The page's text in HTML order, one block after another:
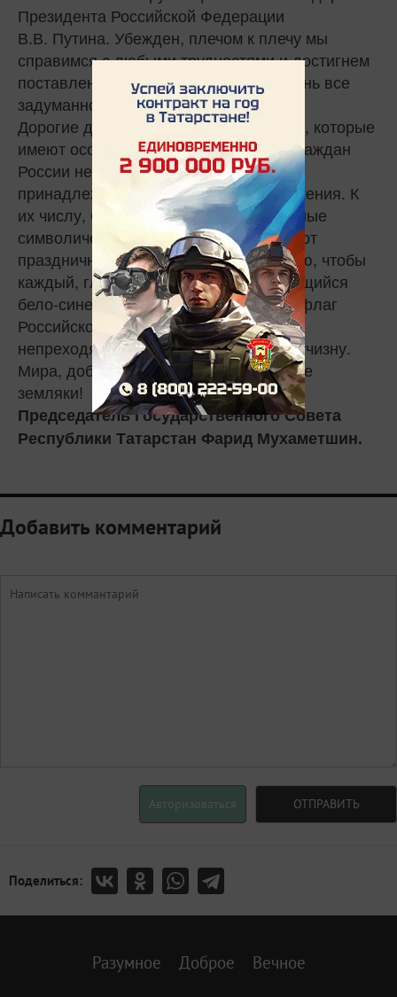
Президента Российской Федерации
В.В. Путина. Убежден, плечом к плечу мы
справимся с любыми трудностями и достигнем
поставленных целей, претворив в жизнь все
задуманное.
Дорогие друзья! Есть вещи и символы, которые
имеют особую значимость для всех граждан
России независимо от их этнической
принадлежности и социального положения. К
их числу, безусловно, относятся главные
символические атрибуты страны. В этот
праздничный день от всей души желаю, чтобы
каждый, глядя на величаво развевающийся
бело-сине-красный Государственный флаг
Российской Федерации, испытывал
непреходящее чувство гордости за Отчизну.
Мира, добра и счастья вам, уважаемые
земляки!
Председатель Государственного Совета
Республики Татарстан Фарид Мухаметшин.
Добавить комментарий
Авторизоваться ОТПРАВИТЬ
Поделиться:
Разумное Доброе Вечное